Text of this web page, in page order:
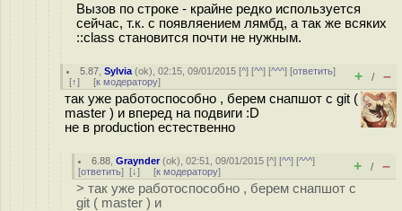
Вызов по строке - крайне редко используется
сейчас, т.к. с появляением лямбд, а так же всяких
::class становится почти не нужным.
5.87 ,Sylvia (ok), 02:15, 09/01/2015 [^] [^^] [^^^] [ответить]
[↑] [к модератору] + / –
так уже работоспособно , берем снапшот с git (
master ) и вперед на подвиги :D
не в production естественно
6.88 ,Graynder(ok), 02:51, 09/01/2015 [^] [^^] [^^^]
[ответить] [↓] [к модератору] + / –
> так уже работоспособно , берем снапшот с
git ( master ) и